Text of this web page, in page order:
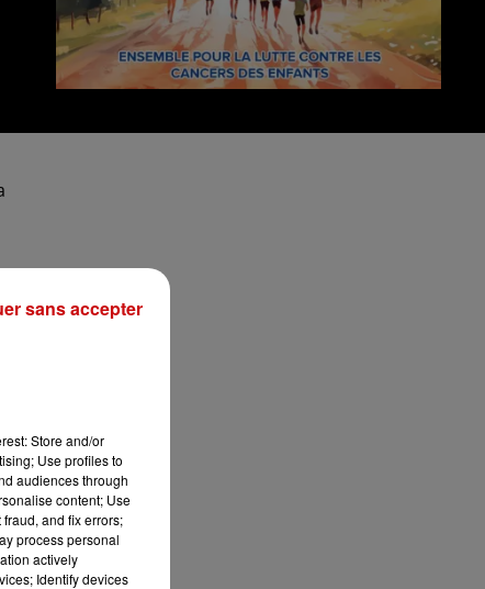
Store and/or
Use profiles to
audiences through
content; Use
and fix errors;
process personal
actively
Identify devices
sans accepter